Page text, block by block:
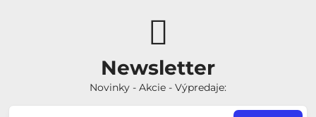
Newsletter
Novinky - Akcie - Výpredaje: